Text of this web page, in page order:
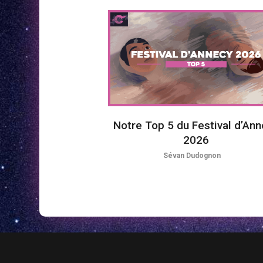
Notre Top 5 du Festival
2026
Sévan Dudognon